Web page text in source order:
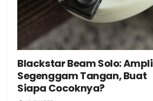
Blackstar Beam Solo: Ampli
Segenggam Tangan, Buat
Siapa Cocoknya?